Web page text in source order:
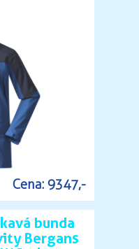
Cena: 9347,-
bunda
Bergans